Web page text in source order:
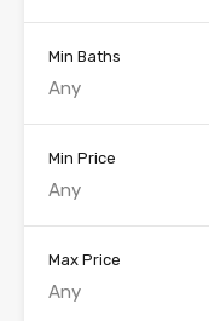
Min Baths
Any
Min Price
Any
Max Price
Any